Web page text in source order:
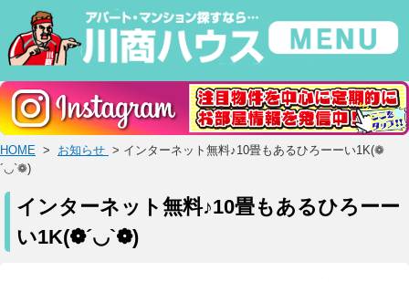
HOME > お知らせ > インターネット無料♪10畳もあるひろーーい1K(❁
´◡`❁)
インターネット無料♪10畳もあるひろーー
い1K(❁´◡`❁)